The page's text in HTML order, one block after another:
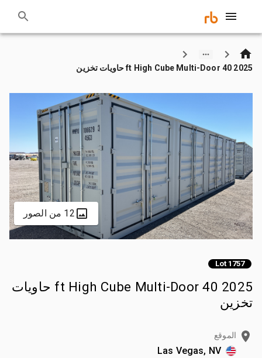
2025 40 ft High Cube Multi-Door حاويات تخزين
12 من الصور
Lot 1757
2025 40 ft High Cube Multi-Door حاويات
تخزين
الموقع
Las Vegas, NV